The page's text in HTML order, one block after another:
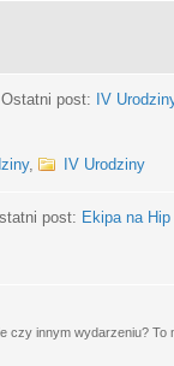
Ostatni post: IV
, IV Urodziny
post: Ekipa na
innym wydarzeniu? To